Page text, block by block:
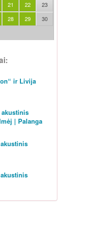
21 22
23
28 29
30
ir Livija
| Palanga